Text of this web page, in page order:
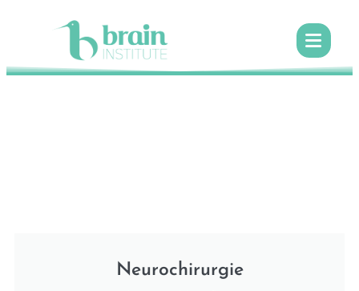
Neurochirurgie